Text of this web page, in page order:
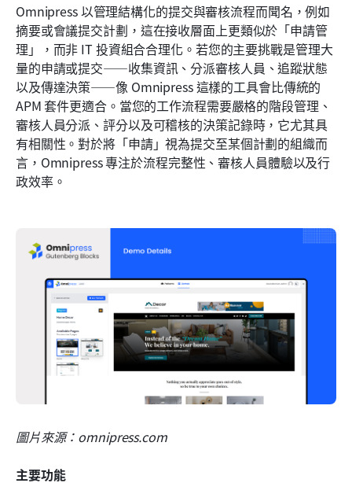
Omnipress 以管理結構化的提交與審核流程而聞名，例如
摘要或會議提交計劃，這在接收層面上更類似於「申請管
理」，而非 IT 投資組合合理化。若您的主要挑戰是管理大
量的申請或提交——收集資訊、分派審核人員、追蹤狀態
以及傳達決策——像 Omnipress 這樣的工具會比傳統的
APM 套件更適合。當您的工作流程需要嚴格的階段管理、
審核人員分派、評分以及可稽核的決策記錄時，它尤其具
有相關性。對於將「申請」視為提交至某個計劃的組織而
言，Omnipress 專注於流程完整性、審核人員體驗以及行
政效率。
圖片來源：omnipress.com
主要功能